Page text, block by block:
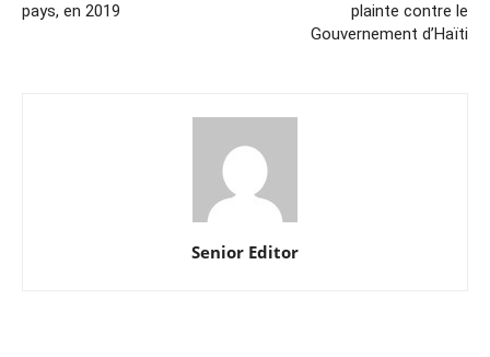
pays, en 2019
plainte contre le
Gouvernement d’Haïti
Senior Editor